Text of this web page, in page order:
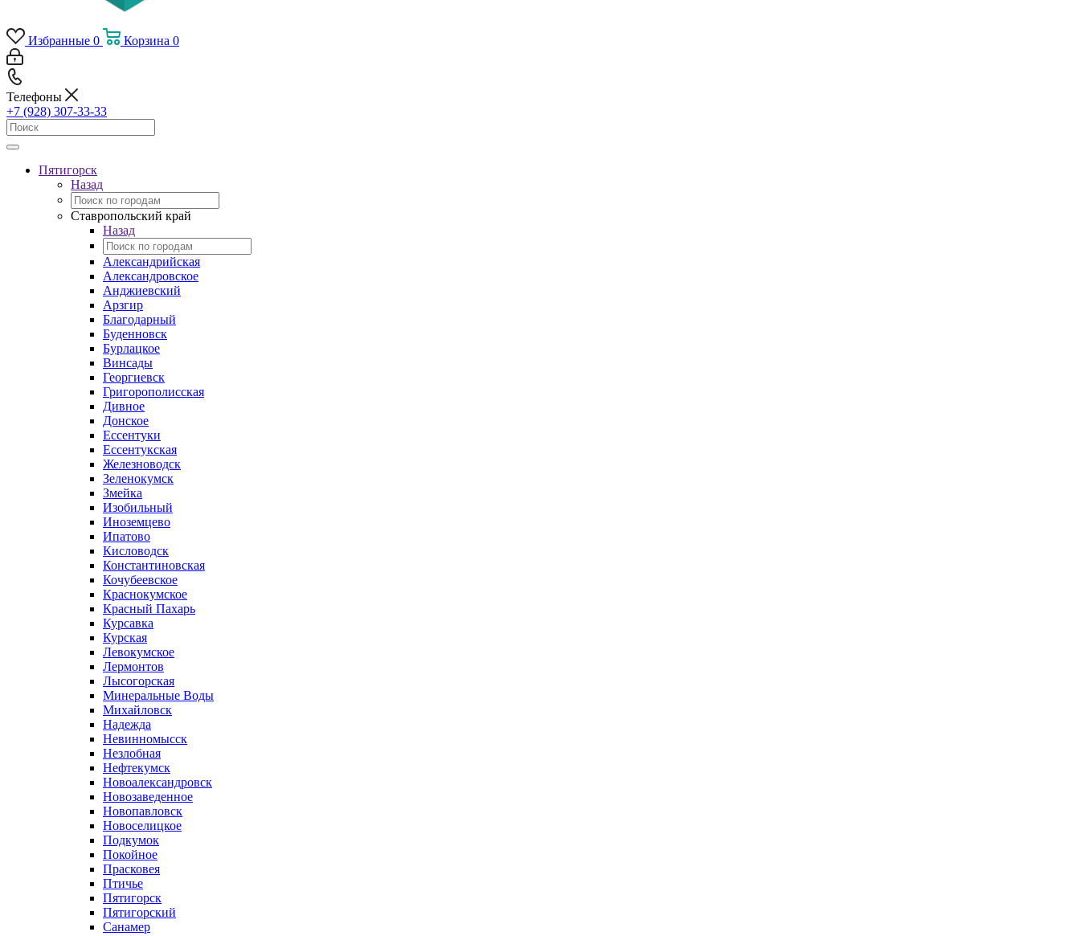
Избранные 0 Корзина 0
Телефоны
+7 (928) 307-33-33
Пятигорск
Назад
Ставропольский край
Назад
Александрийская
Александровское
Анджиевский
Арзгир
Благодарный
Буденновск
Бурлацкое
Винсады
Георгиевск
Григорополисская
Дивное
Донское
Ессентуки
Ессентукская
Железноводск
Зеленокумск
Змейка
Изобильный
Иноземцево
Ипатово
Кисловодск
Константиновская
Кочубеевское
Краснокумское
Красный Пахарь
Курсавка
Курская
Левокумское
Лермонтов
Лысогорская
Минеральные Воды
Михайловск
Надежда
Невинномысск
Незлобная
Нефтекумск
Новоалександровск
Новозаведенное
Новопавловск
Новоселицкое
Подкумок
Покойное
Прасковея
Птичье
Пятигорск
Пятигорский
Санамер